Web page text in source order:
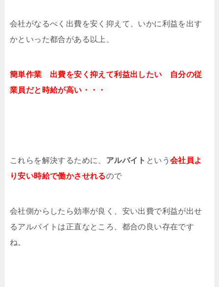
会社がなるべく出費を安く抑えて、いかに利益を出す
かといった都合がある以上、
簡単作業 出費を安く抑えて利益出したい 自分の従
業員だと時給が高い・・・
これらを解決するために、 アルバイト という会社員よ
り安い時給で働かさせれるので
会社側からしたら効率が良く、安い出費で利益が出せ
るアルバイトは正直なところ、都合の良い存在です
ね。